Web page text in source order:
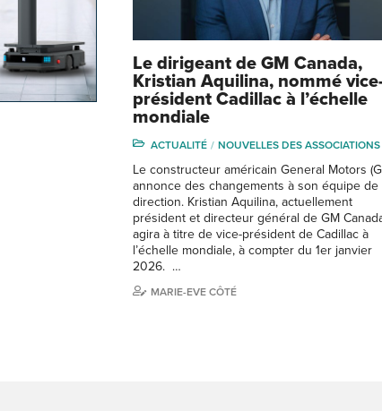
Le dirigeant de GM Canada,
Kristian Aquilina, nommé
président Cadillac à l’échelle
mondiale
ACTUALITÉ NOUVELLES DES ASSOCIATIONS
Le constructeur américain General Motors
annonce des changements à son équipe de
direction. Kristian Aquilina, actuellement
président et directeur général de GM
agira à titre de vice-président de Cadillac à
l’échelle mondiale, à compter du 1er janvier
2026. …
MARIE-EVE CÔTÉ